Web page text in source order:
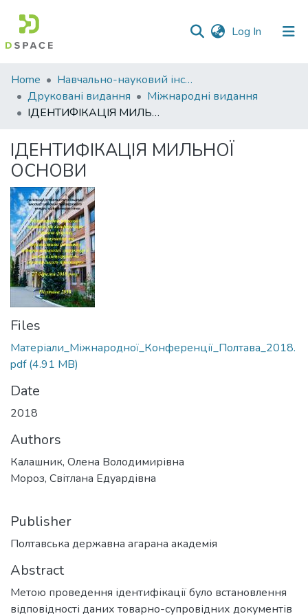
Log In (current)
Communities
&
Collections
Statistics
Home
Навчально-науковий інститут економіки, управління, права та інформаційних технологій
Друковані видання
Міжнародні видання
ІДЕНТИФІКАЦІЯ МИЛЬНОЇ ОСНОВИ
ІДЕНТИФІКАЦІЯ МИЛЬНОЇ
ОСНОВИ
Files
Матеріали_Міжнародної_Конференції_Полтава_2018.
pdf(4.91 MB)
Date
2018
Authors
Калашник, Олена Володимирівна
Мороз, Світлана Едуардівна
Publisher
Полтавська державна агарана академія
Abstract
Метою проведення ідентифікації було встановлення
відповідності даних товарно-супровідних документів